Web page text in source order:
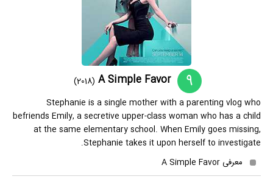
9
A Simple Favor
(2018)
Stephanie is a single mother with a parenting vlog who
befriends Emily, a secretive upper-class woman who has a child
at the same elementary school. When Emily goes missing,
Stephanie takes it upon herself to investigate.
معرفی A Simple Favor